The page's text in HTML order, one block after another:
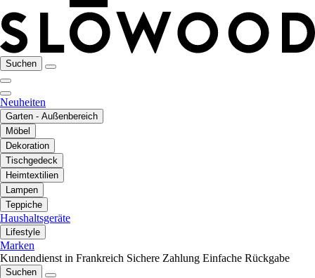
Suchen
Neuheiten
Garten - Außenbereich
Möbel
Dekoration
Tischgedeck
Heimtextilien
Lampen
Teppiche
Haushaltsgeräte
Lifestyle
Marken
Kundendienst in Frankreich Sichere Zahlung Einfache Rückgabe
Suchen